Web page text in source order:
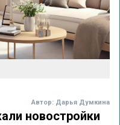
Автор: Дарья Думкина
новостройки